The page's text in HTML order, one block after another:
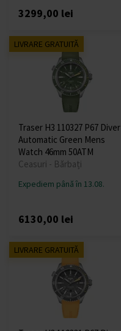
3299,00 lei
LIVRARE GRATUITĂ
Traser H3 110327 P67 Diver
Automatic Green Mens
Watch 46mm 50ATM
Ceasuri - Bărbați
Expediem până în 13.08.
6130,00 lei
LIVRARE GRATUITĂ